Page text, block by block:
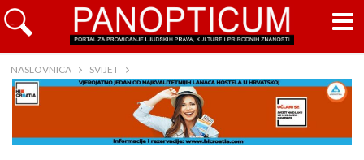
NASLOVNICA SVIJET